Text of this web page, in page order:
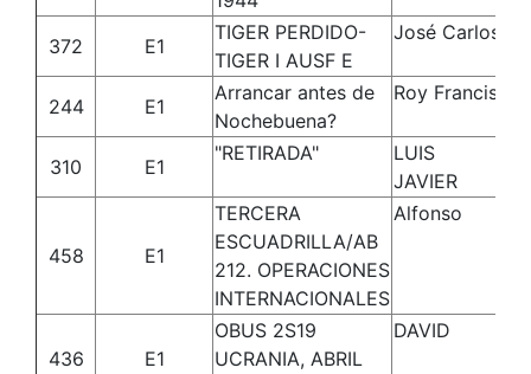
372
E1
TIGER PERDIDO-
TIGER I AUSF E
José Carlos
244
E1
Arrancar antes de
Nochebuena?
Roy Francis
310 E1
"RETIRADA"
LUIS
JAVIER
458 E1
TERCERA
ESCUADRILLA/AB
212. OPERACIONES
INTERNACIONALES
Alfonso
436 E1
OBUS 2S19
UCRANIA, ABRIL
DAVID